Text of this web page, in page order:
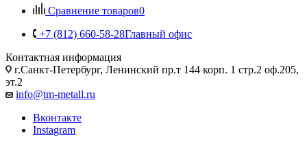
Сравнение товаров0
+7 (812) 660-58-28Главный офис
Контактная информация
г.Санкт-Петербург, Ленинский пр.т 144 корп. 1 стр.2 оф.205,
эт.2
info@tm-metall.ru
Вконтакте
Instagram